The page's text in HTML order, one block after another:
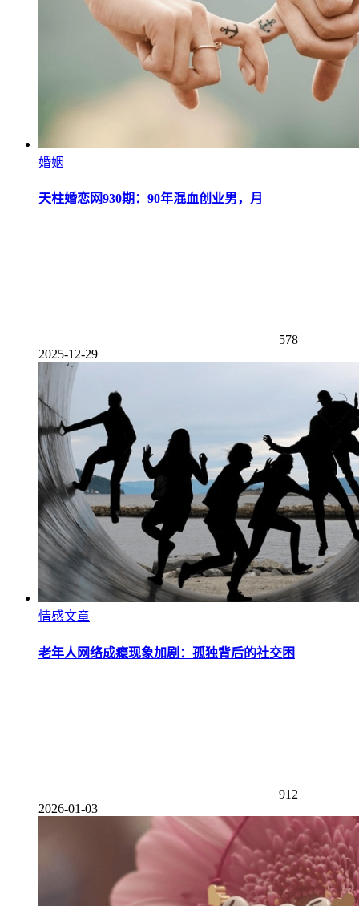
婚姻
天柱婚恋网930期：90年混血创业男，月
578
2025-12-29
情感文章
老年人网络成瘾现象加剧：孤独背后的社交困
912
2026-01-03